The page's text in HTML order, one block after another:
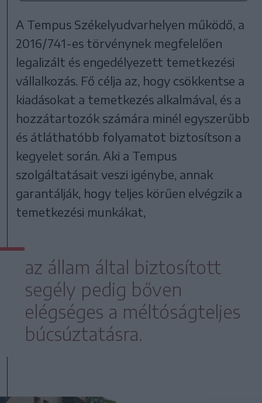
A Tempus Székelyudvarhelyen működő, a
2016/741-es törvénynek megfelelően
legalizált és engedélyezett temetkezési
vállalkozás. Fő célja az, hogy csökkentse a
kiadásokat a temetkezés alkalmával, és a
hozzátartozók számára minél egyszerűbb
és átláthatóbb folyamatot biztosítson a
kegyelet során. Aki a Tempus
szolgáltatásait veszi igénybe, annak
garantálják, hogy teljes körűen elvégzik a
temetkezési munkákat,
az állam által biztosított
segély pedig bőven
elégséges a méltóságteljes
búcsúztatásra.